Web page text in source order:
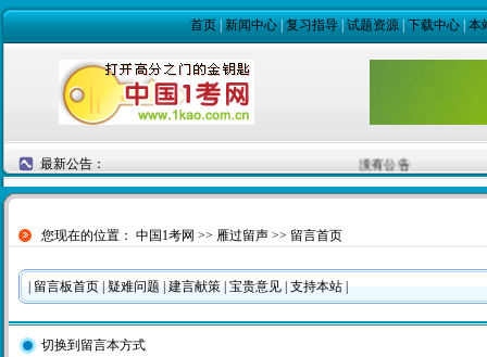
首页|新闻中心|复习指导|试题资源|下载中心|本
最新公告： 没有公告
您现在的位置： 中国1考网 >> 雁过留声 >> 留言首页
留言板首页 疑难问题 建言献策 宝贵意见 支持本站
切换到留言本方式